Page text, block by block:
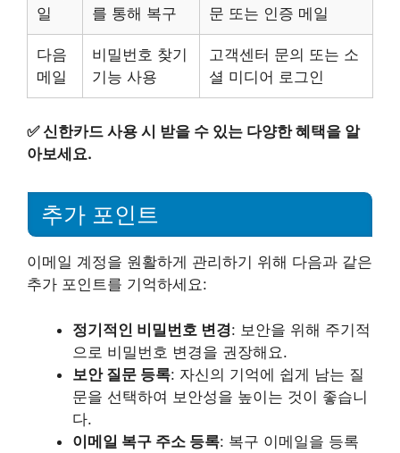
일
를 통해 복구
문 또는 인증 메일
다음
메일
비밀번호 찾기
기능 사용
고객센터 문의 또는 소
셜 미디어 로그인
✅신한카드 사용 시 받을 수 있는 다양한 혜택을 알
아보세요.
추가 포인트
이메일 계정을 원활하게 관리하기 위해 다음과 같은
추가 포인트를 기억하세요:
정기적인 비밀번호 변경: 보안을 위해 주기적
으로 비밀번호 변경을 권장해요.
보안 질문 등록: 자신의 기억에 쉽게 남는 질
문을 선택하여 보안성을 높이는 것이 좋습니
다.
이메일 복구 주소 등록: 복구 이메일을 등록